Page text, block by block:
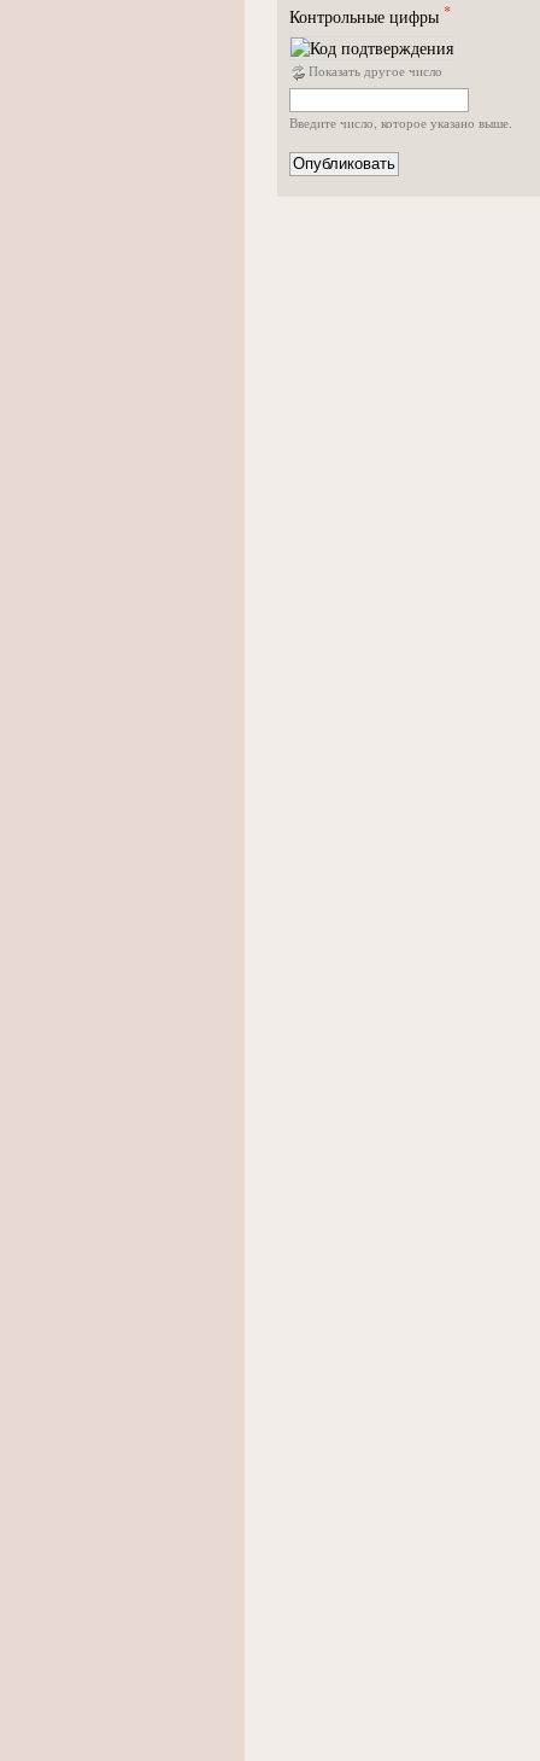
Контрольные цифры *
Показать другое число
Введите число, которое указано выше.